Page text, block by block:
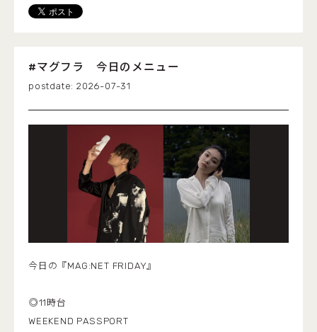
#マグフラ 今日のメニュー
2026-07-31
今日の『MAG:NET FRIDAY』
︎︎◎11時台
WEEKEND PASSPORT